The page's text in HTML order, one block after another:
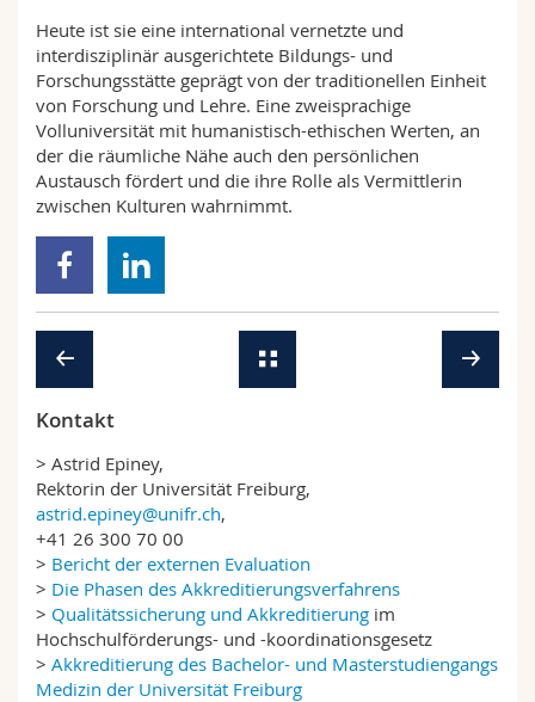
Heute ist sie eine international vernetzte und
interdisziplinär ausgerichtete Bildungs- und
Forschungsstätte geprägt von der traditionellen Einheit
von Forschung und Lehre. Eine zweisprachige
Volluniversität mit humanistisch-ethischen Werten, an
der die räumliche Nähe auch den persönlichen
Austausch fördert und die ihre Rolle als Vermittlerin
zwischen Kulturen wahrnimmt.
Kontakt
> Astrid Epiney,
Rektorin der Universität Freiburg,
astrid.epiney@unifr.ch,
+41 26 300 70 00
> Bericht der externen Evaluation
> Die Phasen des Akkreditierungsverfahrens
> Qualitätssicherung und Akkreditierung im
Hochschulförderungs- und -koordinationsgesetz
> Akkreditierung des Bachelor- und Masterstudiengangs
Medizin der Universität Freiburg